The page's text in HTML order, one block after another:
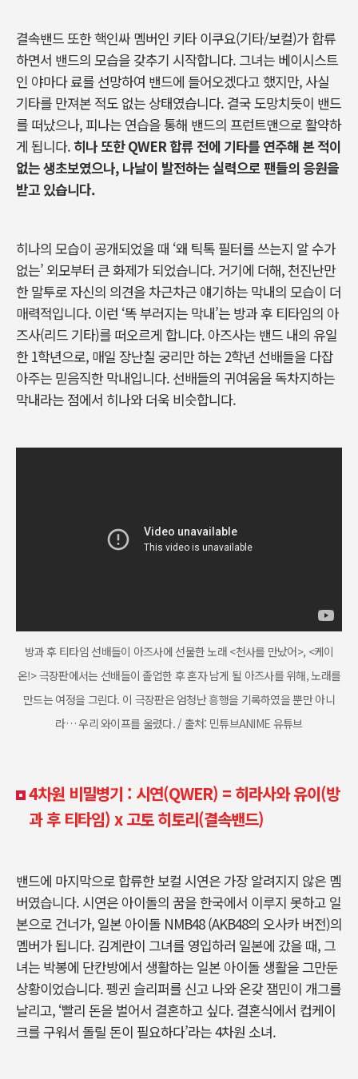
결속밴드 또한 핵인싸 멤버인 키타 이쿠요(기타/보컬)가 합류
하면서 밴드의 모습을 갖추기 시작합니다. 그녀는 베이시스트
인 야마다 료를 선망하여 밴드에 들어오겠다고 했지만, 사실
기타를 만져본 적도 없는 상태였습니다. 결국 도망치듯이 밴드
를 떠났으나, 피나는 연습을 통해 밴드의 프런트맨으로 활약하
게 됩니다. 히나 또한 QWER 합류 전에 기타를 연주해 본 적이
없는 생초보였으나, 나날이 발전하는 실력으로 팬들의 응원을
받고 있습니다.
히나의 모습이 공개되었을 때 ‘왜 틱톡 필터를 쓰는지 알 수가
없는’ 외모부터 큰 화제가 되었습니다. 거기에 더해, 천진난만
한 말투로 자신의 의견을 차근차근 얘기하는 막내의 모습이 더
매력적입니다. 이런 ‘똑 부러지는 막내’는 방과 후 티타임의 아
즈사(리드 기타)를 떠오르게 합니다. 아즈사는 밴드 내의 유일
한 1학년으로, 매일 장난칠 궁리만 하는 2학년 선배들을 다잡
아주는 믿음직한 막내입니다. 선배들의 귀여움을 독차지하는
막내라는 점에서 히나와 더욱 비슷합니다.
방과 후 티타임 선배들이 아즈사에 선물한 노래 <천사를 만났어>, <케이
온!> 극장판에서는 선배들이 졸업한 후 혼자 남게 될 아즈사를 위해, 노래를
만드는 여정을 그린다. 이 극장판은 엄청난 흥행을 기록하였을 뿐만 아니
라… 우리 와이프를 울렸다. / 출처: 민튜브ANIME 유튜브
4차원 비밀병기 : 시연(QWER) = 히라사와 유이(방
과 후 티타임) x 고토 히토리(결속밴드)
밴드에 마지막으로 합류한 보컬 시연은 가장 알려지지 않은 멤
버였습니다. 시연은 아이돌의 꿈을 한국에서 이루지 못하고 일
본으로 건너가, 일본 아이돌 NMB48 (AKB48의 오사카 버전)의
멤버가 됩니다. 김계란이 그녀를 영입하러 일본에 갔을 때, 그
녀는 박봉에 단칸방에서 생활하는 일본 아이돌 생활을 그만둔
상황이었습니다. 펭귄 슬리퍼를 신고 나와 온갖 잼민이 개그를
날리고, ‘빨리 돈을 벌어서 결혼하고 싶다. 결혼식에서 컵케이
크를 구워서 돌릴 돈이 필요하다’라는 4차원 소녀.